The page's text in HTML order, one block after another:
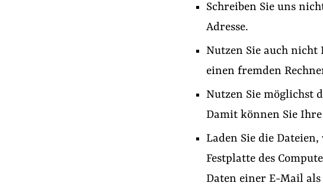
Schreiben Sie uns
Adresse.
Nutzen Sie auch nicht
einen fremden
Nutzen Sie möglichst
Damit können Sie
Laden Sie die
Festplatte des
Daten einer E-Mail